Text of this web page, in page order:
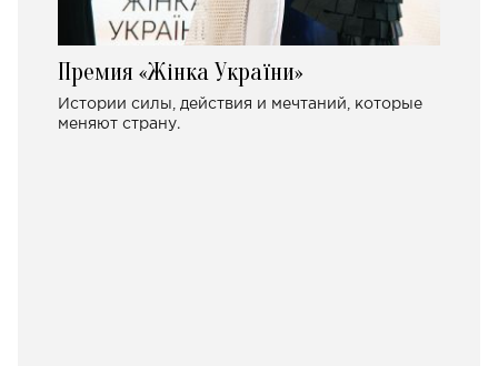
Премия «Жінка України»
Истории силы, действия и мечтаний, которые
меняют страну.